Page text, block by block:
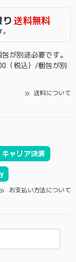
り 送料無料
が別途必要です。
（税込）/梱包が別
送料について
キャリア決済
お支払い方法について